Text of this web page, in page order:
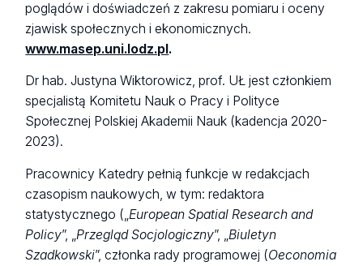
poglądów i doświadczeń z zakresu pomiaru i oceny
zjawisk społecznych i ekonomicznych.
www.masep.uni.lodz.pl .
Dr hab. Justyna Wiktorowicz, prof. UŁ jest członkiem
specjalistą Komitetu Nauk o Pracy i Polityce
Społecznej Polskiej Akademii Nauk (kadencja 2020-
2023).
Pracownicy Katedry pełnią funkcje w redakcjach
czasopism naukowych, w tym: redaktora
statystycznego („ European Spatial Research and
Policy”, „ Przegląd Socjologiczny”, „ Biuletyn
Szadkowski”, członka rady programowej (Oeconomia